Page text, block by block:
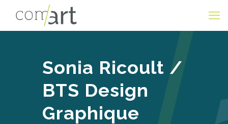
Sonia Ricoult /
BTS Design
Graphique